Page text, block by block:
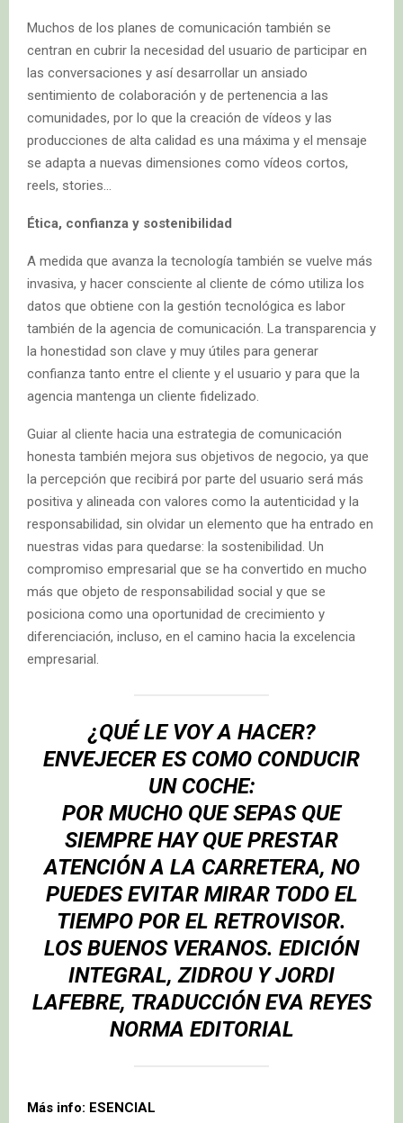
Muchos de los planes de comunicación también se
centran en cubrir la necesidad del usuario de participar en
las conversaciones y así desarrollar un ansiado
sentimiento de colaboración y de pertenencia a las
comunidades, por lo que la creación de vídeos y las
producciones de alta calidad es una máxima y el mensaje
se adapta a nuevas dimensiones como vídeos cortos,
reels, stories…
Ética, confianza y sostenibilidad
A medida que avanza la tecnología también se vuelve más
invasiva, y hacer consciente al cliente de cómo utiliza los
datos que obtiene con la gestión tecnológica es labor
también de la agencia de comunicación. La transparencia y
la honestidad son clave y muy útiles para generar
confianza tanto entre el cliente y el usuario y para que la
agencia mantenga un cliente fidelizado.
Guiar al cliente hacia una estrategia de comunicación
honesta también mejora sus objetivos de negocio, ya que
la percepción que recibirá por parte del usuario será más
positiva y alineada con valores como la autenticidad y la
responsabilidad, sin olvidar un elemento que ha entrado en
nuestras vidas para quedarse: la sostenibilidad. Un
compromiso empresarial que se ha convertido en mucho
más que objeto de responsabilidad social y que se
posiciona como una oportunidad de crecimiento y
diferenciación, incluso, en el camino hacia la excelencia
empresarial.
¿QUÉ LE VOY A HACER?
ENVEJECER ES COMO CONDUCIR
UN COCHE:
POR MUCHO QUE SEPAS QUE
SIEMPRE HAY QUE PRESTAR
ATENCIÓN A LA CARRETERA, NO
PUEDES EVITAR MIRAR TODO EL
TIEMPO POR EL RETROVISOR.
LOS BUENOS VERANOS. EDICIÓN
INTEGRAL, ZIDROU Y JORDI
LAFEBRE, TRADUCCIÓN EVA REYES
NORMA EDITORIAL
Más info: ESENCIAL